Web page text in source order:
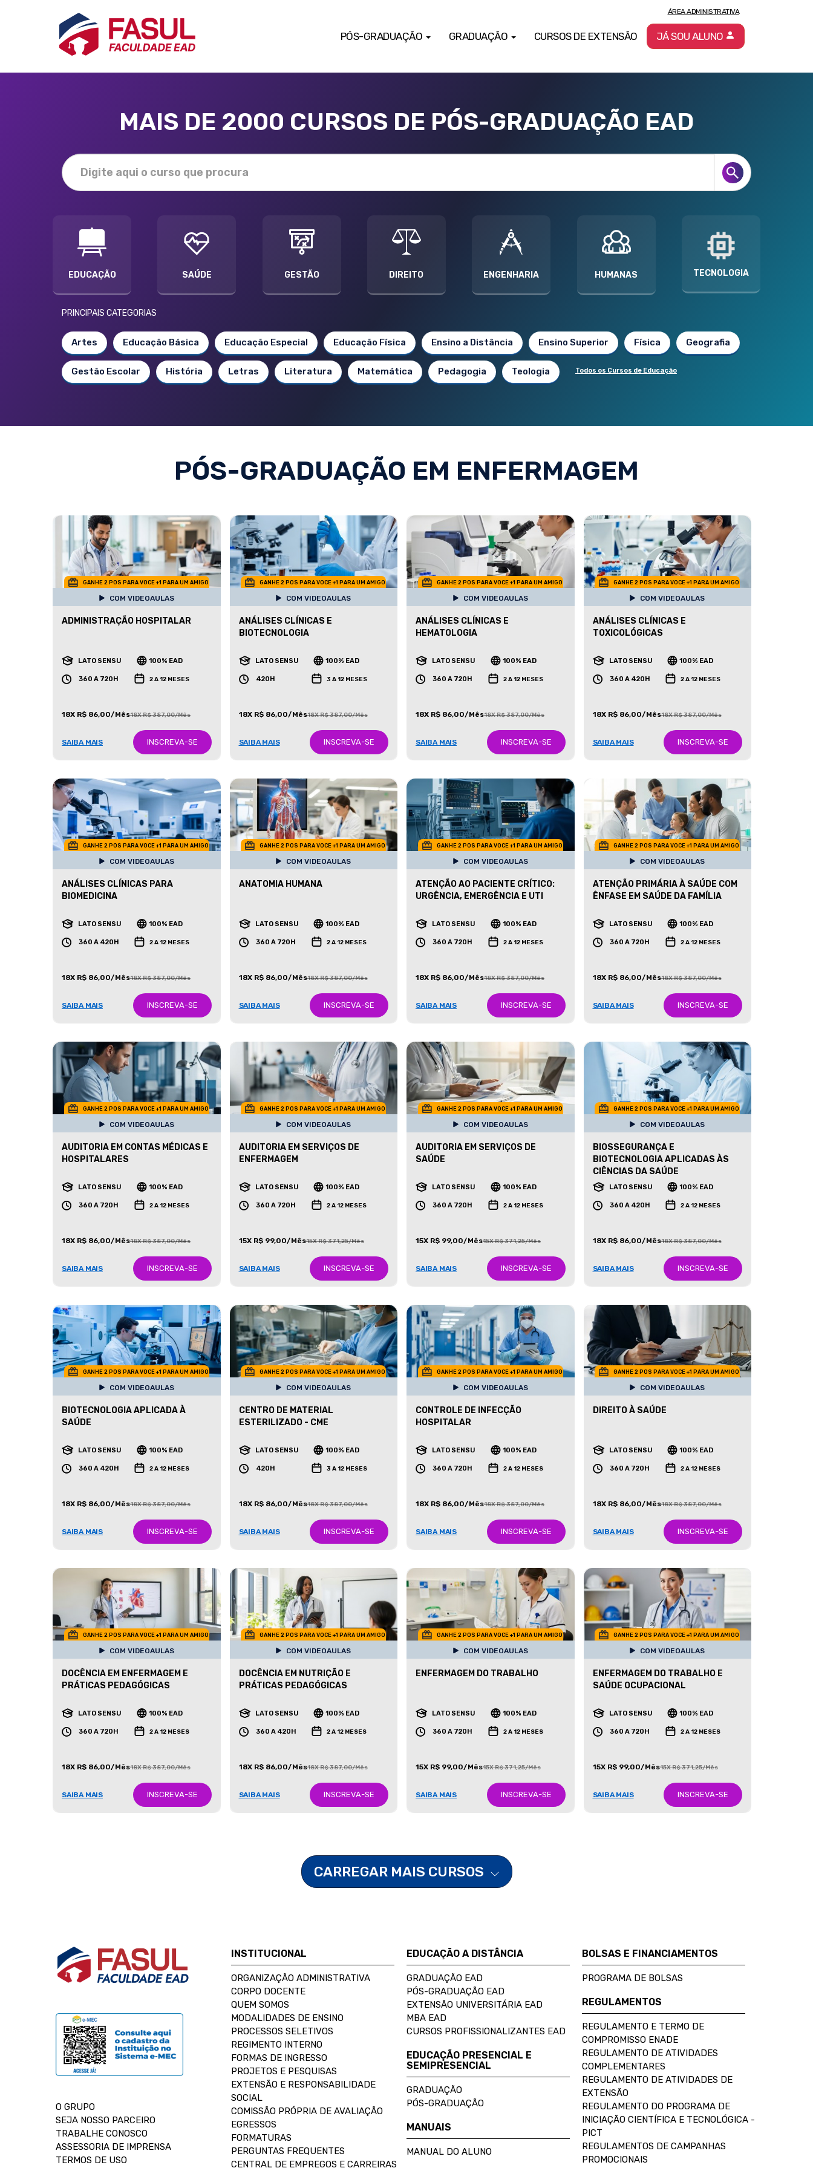
PÓS-GRADUAÇÃO GRADUAÇÃO CURSOS DE EXTENSÃO
ÁREA ADMINISTRATIVA
JÁ SOU ALUNO
MAIS DE 2000 CURSOS DE PÓS-GRADUAÇÃO EAD
EDUCAÇÃO SAÚDE GESTÃO DIREITO ENGENHARIA HUMANAS TECNOLOGIA
PRINCIPAIS CATEGORIAS
Artes Educação Básica Educação Especial Educação Física Ensino a Distância Ensino Superior Física Geografia
Gestão Escolar História Letras Literatura Matemática Pedagogia Teologia Todos os Cursos de Educação
PÓS-GRADUAÇÃO EM ENFERMAGEM
GANHE 2 POS PARA VOCE +1 PARA UM AMIGO
COM VIDEOAULAS
ADMINISTRAÇÃO HOSPITALAR
LATO SENSU 100% EAD
360 A 720H 2 A 12 MESES
18X R$ 86,00/Mês18X R$ 387,00/Mês
SAIBA MAIS INSCREVA-SE
GANHE 2 POS PARA VOCE +1 PARA UM AMIGO
COM VIDEOAULAS
ANÁLISES CLÍNICAS E
BIOTECNOLOGIA
LATO SENSU 100% EAD
420H 3 A 12 MESES
18X R$ 86,00/Mês18X R$ 387,00/Mês
SAIBA MAIS INSCREVA-SE
GANHE 2 POS PARA VOCE +1 PARA UM AMIGO
COM VIDEOAULAS
ANÁLISES CLÍNICAS E
HEMATOLOGIA
LATO SENSU 100% EAD
360 A 720H 2 A 12 MESES
18X R$ 86,00/Mês18X R$ 387,00/Mês
SAIBA MAIS INSCREVA-SE
GANHE 2 POS PARA VOCE +1 PARA UM AMIGO
COM VIDEOAULAS
ANÁLISES CLÍNICAS E
TOXICOLÓGICAS
LATO SENSU 100% EAD
360 A 420H 2 A 12 MESES
18X R$ 86,00/Mês18X R$ 387,00/Mês
SAIBA MAIS INSCREVA-SE
GANHE 2 POS PARA VOCE +1 PARA UM AMIGO
COM VIDEOAULAS
ANÁLISES CLÍNICAS PARA
BIOMEDICINA
LATO SENSU 100% EAD
360 A 420H 2 A 12 MESES
18X R$ 86,00/Mês18X R$ 387,00/Mês
SAIBA MAIS INSCREVA-SE
GANHE 2 POS PARA VOCE +1 PARA UM AMIGO
COM VIDEOAULAS
ANATOMIA HUMANA
LATO SENSU 100% EAD
360 A 720H 2 A 12 MESES
18X R$ 86,00/Mês18X R$ 387,00/Mês
SAIBA MAIS INSCREVA-SE
GANHE 2 POS PARA VOCE +1 PARA UM AMIGO
COM VIDEOAULAS
ATENÇÃO AO PACIENTE CRÍTICO:
URGÊNCIA, EMERGÊNCIA E UTI
LATO SENSU 100% EAD
360 A 720H 2 A 12 MESES
18X R$ 86,00/Mês18X R$ 387,00/Mês
SAIBA MAIS INSCREVA-SE
GANHE 2 POS PARA VOCE +1 PARA UM AMIGO
COM VIDEOAULAS
ATENÇÃO PRIMÁRIA À SAÚDE COM
ÊNFASE EM SAÚDE DA FAMÍLIA
LATO SENSU 100% EAD
360 A 720H 2 A 12 MESES
18X R$ 86,00/Mês18X R$ 387,00/Mês
SAIBA MAIS INSCREVA-SE
GANHE 2 POS PARA VOCE +1 PARA UM AMIGO
COM VIDEOAULAS
AUDITORIA EM CONTAS MÉDICAS E
HOSPITALARES
LATO SENSU 100% EAD
360 A 720H 2 A 12 MESES
18X R$ 86,00/Mês18X R$ 387,00/Mês
SAIBA MAIS INSCREVA-SE
GANHE 2 POS PARA VOCE +1 PARA UM AMIGO
COM VIDEOAULAS
AUDITORIA EM SERVIÇOS DE
ENFERMAGEM
LATO SENSU 100% EAD
360 A 720H 2 A 12 MESES
15X R$ 99,00/Mês15X R$ 371,25/Mês
SAIBA MAIS INSCREVA-SE
GANHE 2 POS PARA VOCE +1 PARA UM AMIGO
COM VIDEOAULAS
AUDITORIA EM SERVIÇOS DE
SAÚDE
LATO SENSU 100% EAD
360 A 720H 2 A 12 MESES
15X R$ 99,00/Mês15X R$ 371,25/Mês
SAIBA MAIS INSCREVA-SE
GANHE 2 POS PARA VOCE +1 PARA UM AMIGO
COM VIDEOAULAS
BIOSSEGURANÇA E
BIOTECNOLOGIA APLICADAS ÀS
CIÊNCIAS DA SAÚDE
LATO SENSU 100% EAD
360 A 420H 2 A 12 MESES
18X R$ 86,00/Mês18X R$ 387,00/Mês
SAIBA MAIS INSCREVA-SE
GANHE 2 POS PARA VOCE +1 PARA UM AMIGO
COM VIDEOAULAS
BIOTECNOLOGIA APLICADA À
SAÚDE
LATO SENSU 100% EAD
360 A 420H 2 A 12 MESES
18X R$ 86,00/Mês18X R$ 387,00/Mês
SAIBA MAIS INSCREVA-SE
GANHE 2 POS PARA VOCE +1 PARA UM AMIGO
COM VIDEOAULAS
CENTRO DE MATERIAL
ESTERILIZADO - CME
LATO SENSU 100% EAD
420H 3 A 12 MESES
18X R$ 86,00/Mês18X R$ 387,00/Mês
SAIBA MAIS INSCREVA-SE
GANHE 2 POS PARA VOCE +1 PARA UM AMIGO
COM VIDEOAULAS
CONTROLE DE INFECÇÃO
HOSPITALAR
LATO SENSU 100% EAD
360 A 720H 2 A 12 MESES
18X R$ 86,00/Mês18X R$ 387,00/Mês
SAIBA MAIS INSCREVA-SE
GANHE 2 POS PARA VOCE +1 PARA UM AMIGO
COM VIDEOAULAS
DIREITO À SAÚDE
LATO SENSU 100% EAD
360 A 720H 2 A 12 MESES
18X R$ 86,00/Mês18X R$ 387,00/Mês
SAIBA MAIS INSCREVA-SE
GANHE 2 POS PARA VOCE +1 PARA UM AMIGO
COM VIDEOAULAS
DOCÊNCIA EM ENFERMAGEM E
PRÁTICAS PEDAGÓGICAS
LATO SENSU 100% EAD
360 A 720H 2 A 12 MESES
18X R$ 86,00/Mês18X R$ 387,00/Mês
SAIBA MAIS INSCREVA-SE
GANHE 2 POS PARA VOCE +1 PARA UM AMIGO
COM VIDEOAULAS
DOCÊNCIA EM NUTRIÇÃO E
PRÁTICAS PEDAGÓGICAS
LATO SENSU 100% EAD
360 A 420H 2 A 12 MESES
18X R$ 86,00/Mês18X R$ 387,00/Mês
SAIBA MAIS INSCREVA-SE
GANHE 2 POS PARA VOCE +1 PARA UM AMIGO
COM VIDEOAULAS
ENFERMAGEM DO TRABALHO
LATO SENSU 100% EAD
360 A 720H 2 A 12 MESES
15X R$ 99,00/Mês15X R$ 371,25/Mês
SAIBA MAIS INSCREVA-SE
GANHE 2 POS PARA VOCE +1 PARA UM AMIGO
COM VIDEOAULAS
ENFERMAGEM DO TRABALHO E
SAÚDE OCUPACIONAL
LATO SENSU 100% EAD
360 A 720H 2 A 12 MESES
15X R$ 99,00/Mês15X R$ 371,25/Mês
SAIBA MAIS INSCREVA-SE
CARREGAR MAIS CURSOS
O GRUPO
SEJA NOSSO PARCEIRO
TRABALHE CONOSCO
ASSESSORIA DE IMPRENSA
TERMOS DE USO
INSTITUCIONAL
ORGANIZAÇÃO ADMINISTRATIVA
CORPO DOCENTE
QUEM SOMOS
MODALIDADES DE ENSINO
PROCESSOS SELETIVOS
REGIMENTO INTERNO
FORMAS DE INGRESSO
PROJETOS E PESQUISAS
EXTENSÃO E RESPONSABILIDADE
SOCIAL
COMISSÃO PRÓPRIA DE AVALIAÇÃO
EGRESSOS
FORMATURAS
PERGUNTAS FREQUENTES
CENTRAL DE EMPREGOS E CARREIRAS
EDUCAÇÃO A DISTÂNCIA
GRADUAÇÃO EAD
PÓS-GRADUAÇÃO EAD
EXTENSÃO UNIVERSITÁRIA EAD
MBA EAD
CURSOS PROFISSIONALIZANTES EAD
EDUCAÇÃO PRESENCIAL E
SEMIPRESENCIAL
GRADUAÇÃO
PÓS-GRADUAÇÃO
MANUAIS
MANUAL DO ALUNO
BOLSAS E FINANCIAMENTOS
PROGRAMA DE BOLSAS
REGULAMENTOS
REGULAMENTO E TERMO DE
COMPROMISSO ENADE
REGULAMENTO DE ATIVIDADES
COMPLEMENTARES
REGULAMENTO DE ATIVIDADES DE
EXTENSÃO
REGULAMENTO DO PROGRAMA DE
INICIAÇÃO CIENTÍFICA E TECNOLÓGICA -
PICT
REGULAMENTOS DE CAMPANHAS
PROMOCIONAIS